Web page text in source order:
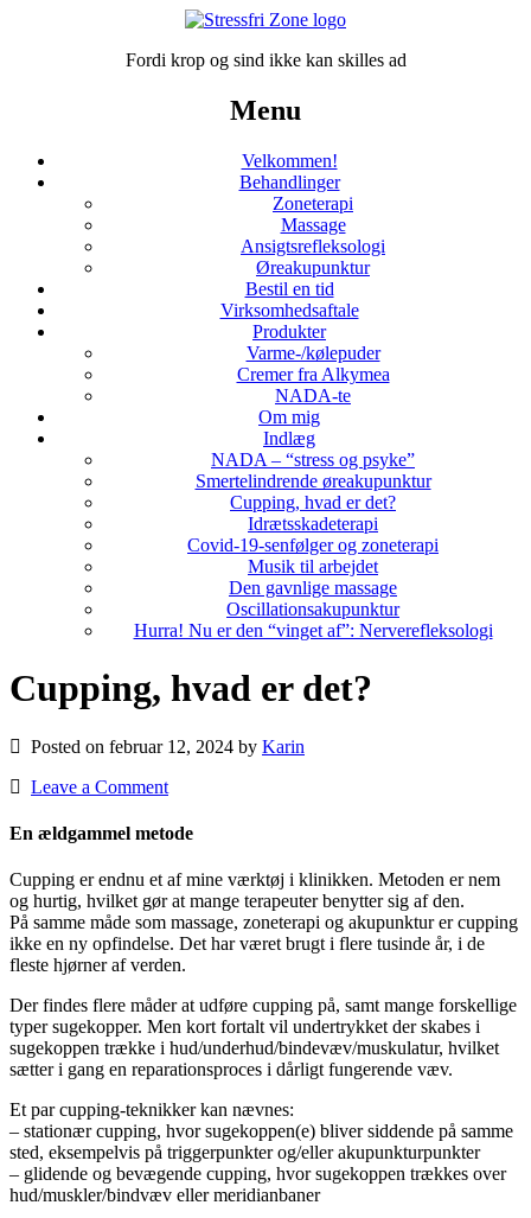
Fordi krop og sind ikke kan skilles ad
Menu
Velkommen!
Behandlinger
Zoneterapi
Massage
Ansigtsrefleksologi
Øreakupunktur
Bestil en tid
Virksomhedsaftale
Produkter
Varme-/kølepuder
Cremer fra Alkymea
NADA-te
Om mig
Indlæg
NADA – “stress og psyke”
Smertelindrende øreakupunktur
Cupping, hvad er det?
Idrætsskadeterapi
Covid-19-senfølger og zoneterapi
Musik til arbejdet
Den gavnlige massage
Oscillationsakupunktur
Hurra! Nu er den “vinget af”: Nerverefleksologi
Cupping, hvad er det?
Posted on februar 12, 2024 by Karin
Leave a Comment
En ældgammel metode
Cupping er endnu et af mine værktøj i klinikken. Metoden er nem
og hurtig, hvilket gør at mange terapeuter benytter sig af den.
På samme måde som massage, zoneterapi og akupunktur er cupping
ikke en ny opfindelse. Det har været brugt i flere tusinde år, i de
fleste hjørner af verden.
Der findes flere måder at udføre cupping på, samt mange forskellige
typer sugekopper. Men kort fortalt vil undertrykket der skabes i
sugekoppen trække i hud/underhud/bindevæv/muskulatur, hvilket
sætter i gang en reparationsproces i dårligt fungerende væv.
Et par cupping-teknikker kan nævnes:
– stationær cupping, hvor sugekoppen(e) bliver siddende på samme
sted, eksempelvis på triggerpunkter og/eller akupunkturpunkter
– glidende og bevægende cupping, hvor sugekoppen trækkes over
hud/muskler/bindvæv eller meridianbaner